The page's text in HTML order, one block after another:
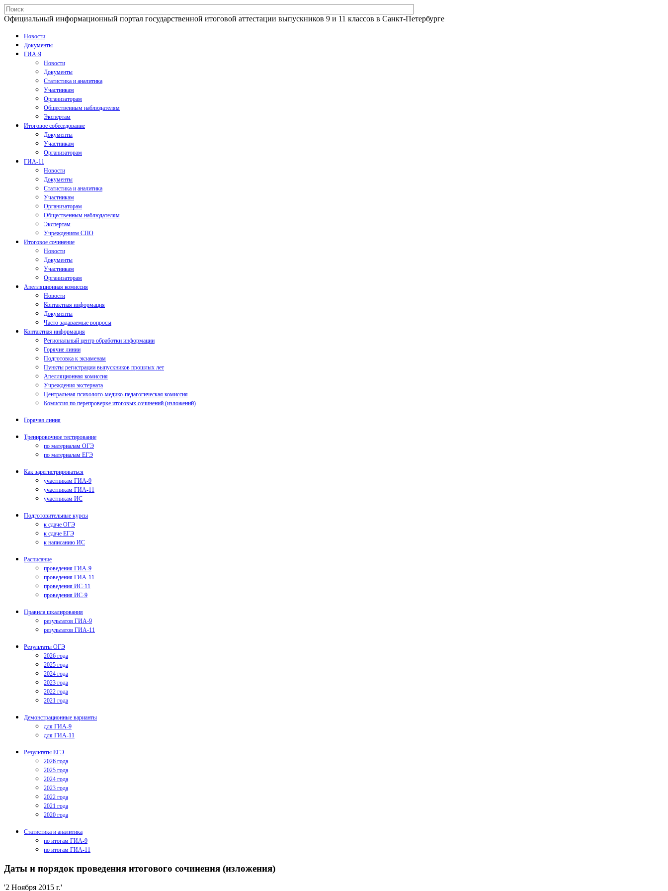
Официальный информационный портал государственной итоговой аттестации выпускников 9 и 11 классов в Санкт-Петербурге
Новости
Документы
ГИА-9
Новости
Документы
Статистика и аналитика
Участникам
Организаторам
Общественным наблюдателям
Экспертам
Итоговое собеседование
Документы
Участникам
Организаторам
ГИА-11
Новости
Документы
Статистика и аналитика
Участникам
Организаторам
Общественным наблюдателям
Экспертам
Учреждениям СПО
Итоговое сочинение
Новости
Документы
Участникам
Организаторам
Апелляционная комиссия
Новости
Контактная информация
Документы
Часто задаваемые вопросы
Контактная информация
Региональный центр обработки информации
Горячие линии
Подготовка к экзаменам
Пункты регистрации выпускников прошлых лет
Апелляционная комиссия
Учреждения экстерната
Центральная психолого-медико-педагогическая комиссия
Комиссия по перепроверке итоговых сочинений (изложений)
Горячая линия
Тренировочное тестирование
по материалам ОГЭ
по материалам ЕГЭ
Как зарегистрироваться
участникам ГИА-9
участникам ГИА-11
участникам ИС
Подготовительные курсы
к сдаче ОГЭ
к сдаче ЕГЭ
к написанию ИС
Расписание
проведения ГИА-9
проведения ГИА-11
проведения ИС-11
проведения ИС-9
Правила шкалирования
результатов ГИА-9
результатов ГИА-11
Результаты ОГЭ
2026 года
2025 года
2024 года
2023 года
2022 года
2021 года
Демонстрационные варианты
для ГИА-9
для ГИА-11
Результаты ЕГЭ
2026 года
2025 года
2024 года
2023 года
2022 года
2021 года
2020 года
Статистика и аналитика
по итогам ГИА-9
по итогам ГИА-11
Даты и порядок проведения итогового сочинения (изложения)
'2 Ноября 2015 г.'